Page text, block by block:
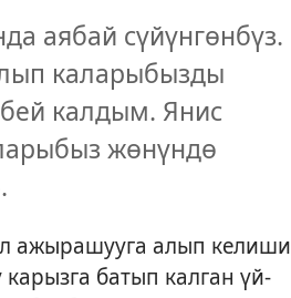
аябай сүйүнгөнбүз.
каларыбызды
калдым. Янис
жөнүндө
ажырашууга алып келиши
батып калган үй-